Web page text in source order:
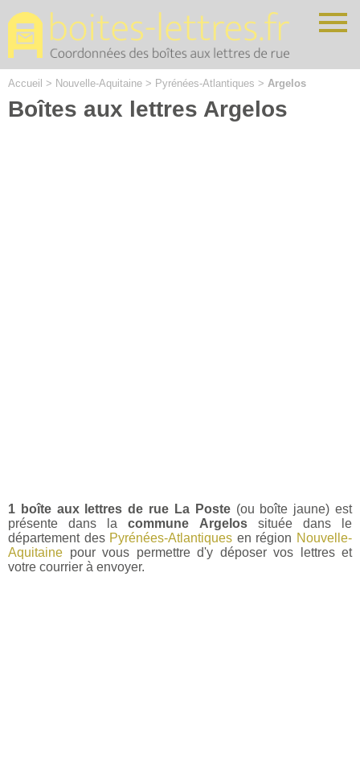
Accueil > Nouvelle-Aquitaine > Pyrénées-Atlantiques > Argelos
Boîtes aux lettres Argelos
1 boîte aux lettres de rue La Poste(ou boîte jaune) est
présente dans lacommune Argelossituée dans le
département des Pyrénées-Atlantiques en région Nouvelle-
Aquitaine pour vous permettre d'y déposer vos lettres et
votre courrier à envoyer.